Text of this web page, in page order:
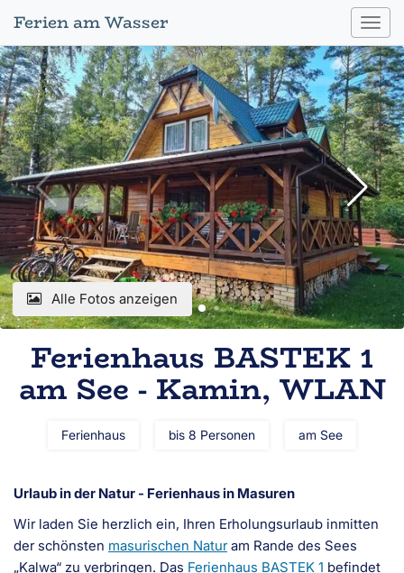
Ferien am Wasser
Alle Fotos anzeigen
Ferienhaus BASTEK 1
am See - Kamin, WLAN
Ferienhaus bis 8 Personen am See
Urlaub in der Natur - Ferienhaus in Masuren
Wir laden Sie herzlich ein, Ihren Erholungsurlaub inmitten
der schönsten masurischen Naturam Rande des Sees
„Kalwa“ zu verbringen. Das Ferienhaus BASTEK 1 befindet